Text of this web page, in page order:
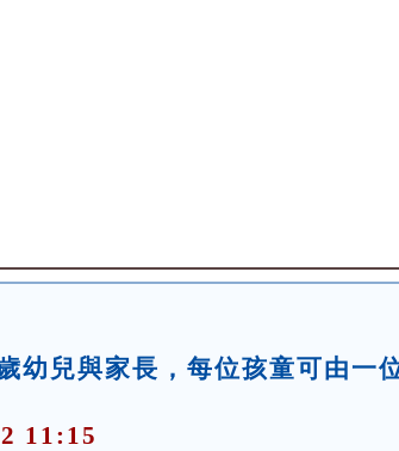
幼兒與家長，每位孩童可由一
11:15